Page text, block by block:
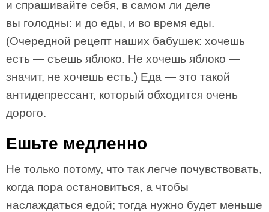
и спрашивайте себя, в самом ли деле
вы голодны: и до еды, и во время еды.
(Очередной рецепт наших бабушек: хочешь
есть — съешь яблоко. Не хочешь яблоко —
значит, не хочешь есть.) Еда — это такой
антидепрессант, который обходится очень
дорого.
Ешьте медленно
Не только потому, что так легче почувствовать,
когда пора остановиться, а чтобы
наслаждаться едой; тогда нужно будет меньше